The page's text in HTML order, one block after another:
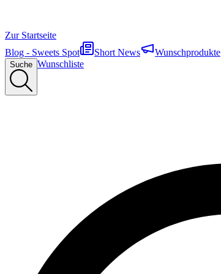
Zur Startseite
Blog - Sweets Spot
Short News Wunschprodukte
Suche Wunschliste